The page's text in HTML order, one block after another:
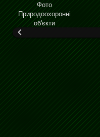
Фото
Природоохоронні
об'єкти